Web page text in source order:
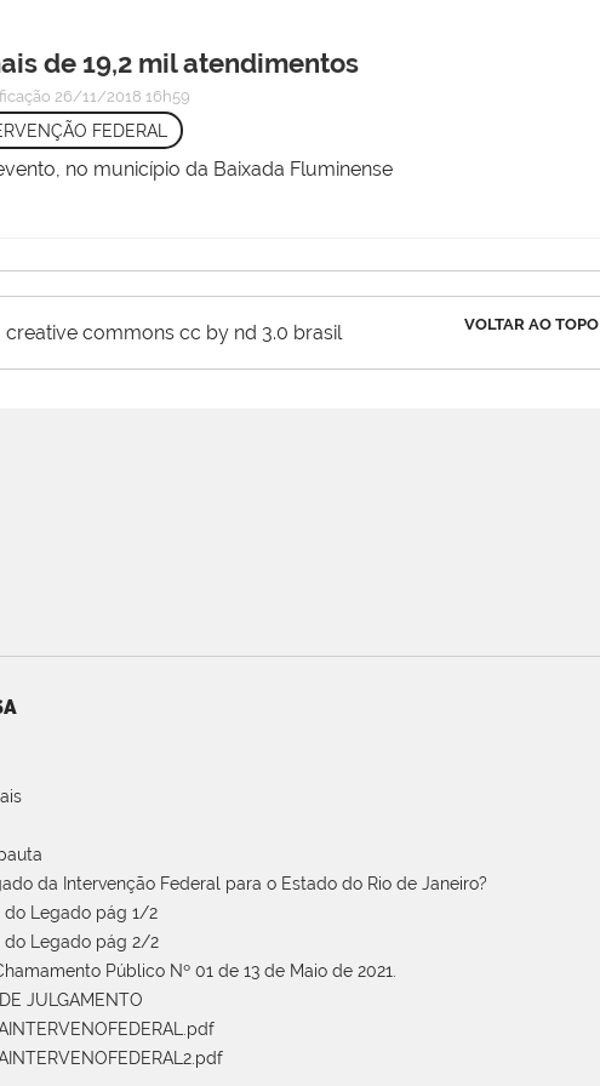
de 19,2 mil atendimentos
26/11/2018 16h59
FEDERAL
no município da Baixada Fluminense
VOLTAR AO TOPO
commons cc by nd 3.0 brasil
da Intervenção Federal para o Estado do Rio de Janeiro?
do Legado pág 1/2
do Legado pág 2/2
Público Nº 01 de 13 de Maio de 2021.
JULGAMENTO